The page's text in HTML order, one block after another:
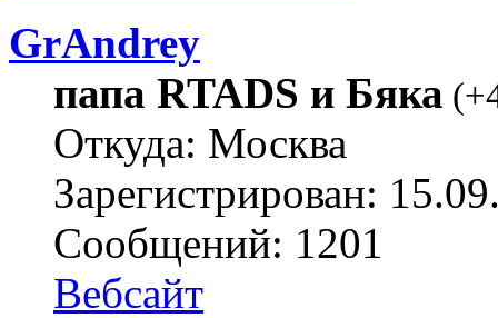
GrAndrey
папа RTADS и Бяка (
Откуда: Москва
Зарегистрирован:
Сообщений: 1201
Вебсайт